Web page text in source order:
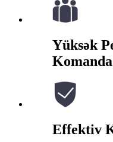
Yüksək
Komanda
Effektiv